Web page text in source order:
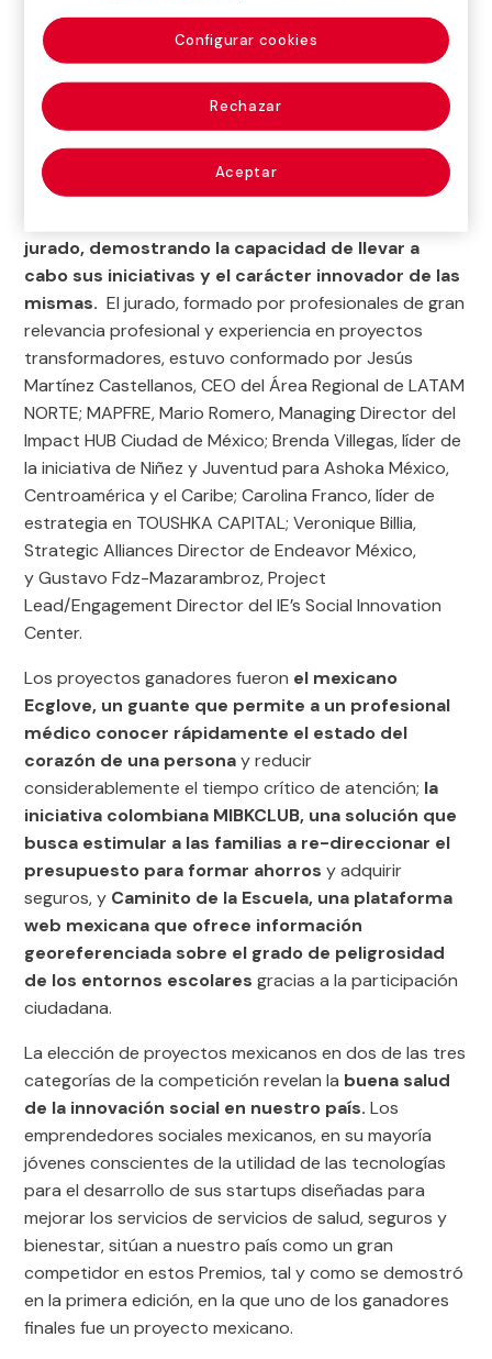
soluciones a la sociedad”afirmó Itzel Contreras,
responsable de Fundación MAPFRE en México en el
acto de celebración de la semifinal de LATAM que tuvo
lugar el pasado día 6 de junio en Ciudad de México.
Durante el evento, que se realizó en las instalaciones
de MAPFRE México, losocho semifinalistas de
jurado, demostrando la capacidad de llevar a
cabo sus iniciativas y el carácter innovador de las
mismas. El jurado, formado por profesionales de gran
relevancia profesional y experiencia en proyectos
transformadores, estuvo conformado por Jesús
Martínez Castellanos, CEO del Área Regional de LATAM
NORTE; MAPFRE, Mario Romero, Managing Director del
Impact HUB Ciudad de México; Brenda Villegas, líder de
la iniciativa de Niñez y Juventud para Ashoka México,
Centroamérica y el Caribe; Carolina Franco, líder de
estrategia en TOUSHKA CAPITAL; Veronique Billia,
Strategic Alliances Director de Endeavor México,
y Gustavo Fdz-Mazarambroz, Project
Lead/Engagement Director del IE’s Social Innovation
Center.
Los proyectos ganadores fueron el mexicano
Ecglove, un guante que permite a un profesional
médico conocer rápidamente el estado del
corazón de una personay reducir
considerablemente el tiempo crítico de atención; la
iniciativa colombiana MIBKCLUB, una solución que
busca estimular a las familias a re-direccionar el
presupuesto para formar ahorros y adquirir
seguros, y Caminito de la Escuela, una plataforma
web mexicana que ofrece información
georeferenciada sobre el grado de peligrosidad
de los entornos escolares gracias a la participación
ciudadana.
La elección de proyectos mexicanos en dos de las tres
categorías de la competición revelan la buena salud
de la innovación social en nuestro país. Los
emprendedores sociales mexicanos, en su mayoría
jóvenes conscientes de la utilidad de las tecnologías
para el desarrollo de sus startups diseñadas para
mejorar los servicios de servicios de salud, seguros y
bienestar, sitúan a nuestro país como un gran
competidor en estos Premios, tal y como se demostró
en la primera edición, en la que uno de los ganadores
finales fue un proyecto mexicano.
Rechazar
Aceptar
Configurar cookies